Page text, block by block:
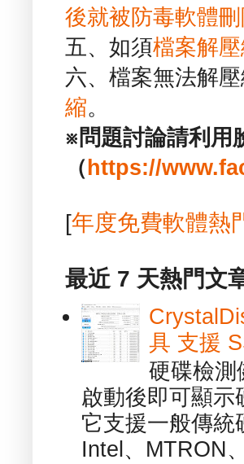
後就被防毒軟體刪
五、如須檔案解
六、檔案無法解
縮。
※問題討論請利用
（ https://
[年度免費軟體熱
最近 7 天熱門文
具 支援
硬碟檢
啟動後即可顯示
它支援一般傳
Intel、MTRON